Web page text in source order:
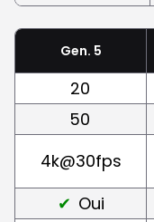
Gen. 5
20
50
4k@30fps
Oui